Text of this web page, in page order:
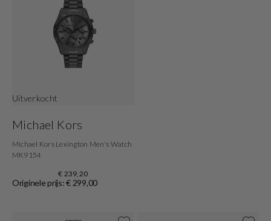
Uitverkocht
Michael Kors
Michael Kors Lexington Men's Watch
MK9154
€ 239,20
Originele prijs: € 299,00